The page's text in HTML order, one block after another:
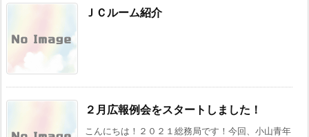
ＪＣルーム紹介
２月広報例会をスタートしました！
こんにちは！２０２１総務局です！今回、小山青年